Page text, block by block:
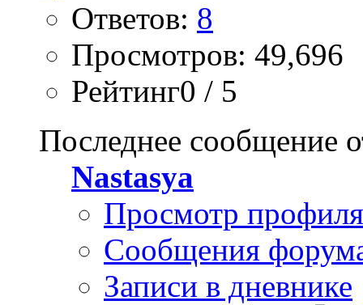
Ответов: 8
Просмотров: 49,696
Рейтинг0 / 5
Последнее сообщение
Nastasya
Просмотр профиля
Сообщения
Записи в дневнике